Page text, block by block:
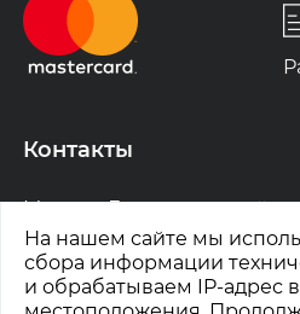
Контакты
Москва,Ленинградский
График работы:
ПН-ПТ: 10:00-19:00
СБ, ВС: выходной
На нашем сайте мы
сбора информации
и обрабатываем IP-адрес